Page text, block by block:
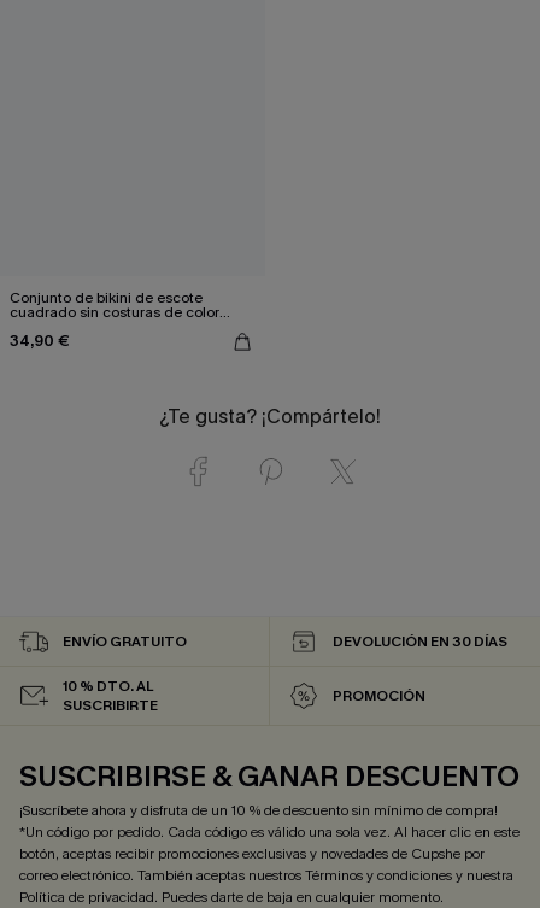
Conjunto de bikini de escote
cuadrado sin costuras de color
sujetador tipo bralette
34,90 €
¿Te gusta? ¡Compártelo!
ENVÍO GRATUITO DEVOLUCIÓN EN 30 DÍAS
10 % DTO. AL
SUSCRIBIRTE
PROMOCIÓN
SUSCRIBIRSE & GANAR DESCUENTO
¡Suscríbete ahora y disfruta de un 10 % de descuento sin mínimo de compra!
*Un código por pedido. Cada código es válido una sola vez. Al hacer clic en este
botón, aceptas recibir promociones exclusivas y novedades de Cupshe por
correo electrónico. También aceptas nuestrosTérminos y condicionesy nuestra
Política de privacidad. Puedes darte de baja en cualquier momento.